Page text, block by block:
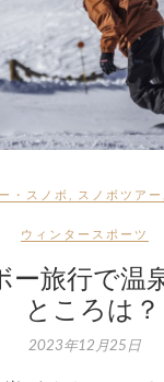
・スノボ スノボツアー
ウィンタースポーツ
ー旅行で温
ところは？
2023年12月25日